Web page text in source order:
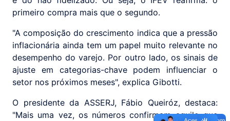
primeiro compra mais que o segundo.
"A composição do crescimento indica que a pressão
inflacionária ainda tem um papel muito relevante no
desempenho do varejo. Por outro lado, os sinais de
ajuste em categorias-chave podem influenciar o
setor nos próximos meses", explica Gibotti.
O presidente da ASSERJ, Fábio Queiróz, destaca:
"Mais uma vez, os números confirmam aquilo que